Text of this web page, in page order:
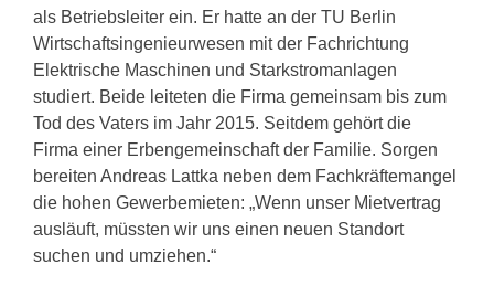
als Betriebsleiter ein. Er hatte an der TU Berlin
Wirtschaftsingenieurwesen mit der Fachrichtung
Elektrische Maschinen und Starkstromanlagen
studiert. Beide leiteten die Firma gemeinsam bis zum
Tod des Vaters im Jahr 2015. Seitdem gehört die
Firma einer Erbengemeinschaft der Familie. Sorgen
bereiten Andreas Lattka neben dem Fachkräftemangel
die hohen Gewerbemieten: „Wenn unser Mietvertrag
ausläuft, müssten wir uns einen neuen Standort
suchen und umziehen.“